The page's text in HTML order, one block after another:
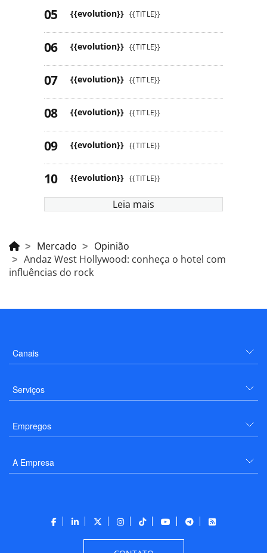
{{evolution}} {{TITLE}}
{{evolution}} {{TITLE}}
{{evolution}} {{TITLE}}
{{evolution}} {{TITLE}}
{{evolution}} {{TITLE}}
{{evolution}} {{TITLE}}
Leia mais
Mercado
Opinião
Andaz West Hollywood: conheça o hotel com
influências do rock
Canais
Serviços
Empregos
A Empresa